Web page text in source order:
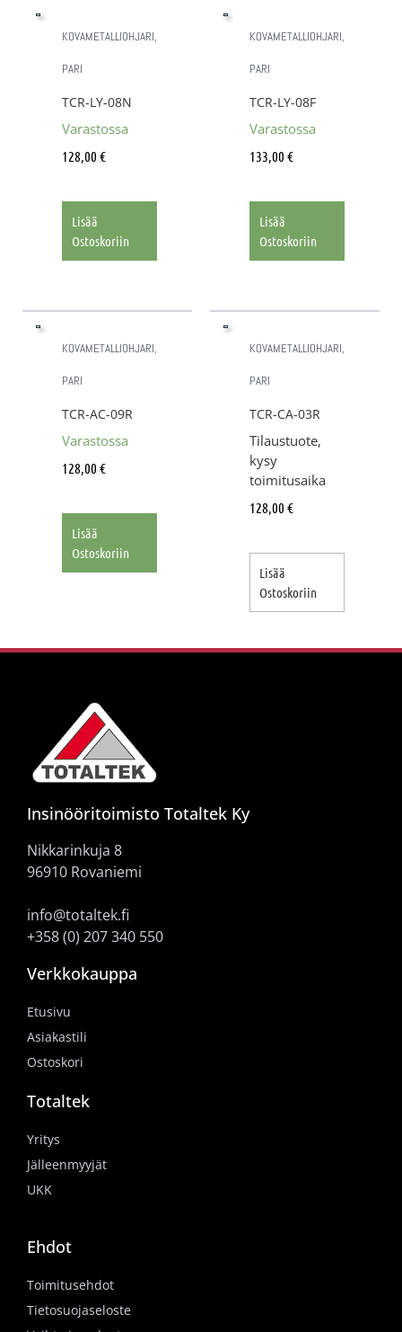
KOVAMETALLIOHJARI,
PARI
TCR-LY-08N
Varastossa
128,00 €
Lisää
Ostoskoriin
KOVAMETALLIOHJARI,
PARI
TCR-LY-08F
Varastossa
133,00 €
Lisää
Ostoskoriin
KOVAMETALLIOHJARI,
PARI
TCR-AC-09R
Varastossa
128,00 €
Lisää
Ostoskoriin
KOVAMETALLIOHJARI,
PARI
TCR-CA-03R
Tilaustuote,
kysy
toimitusaika
128,00 €
Lisää
Ostoskoriin
Insinööritoimisto Totaltek Ky
Nikkarinkuja 8
96910 Rovaniemi
info@totaltek.fi
+358 (0) 207 340 550
Verkkokauppa
Etusivu
Asiakastili
Ostoskori
Totaltek
Yritys
Jälleenmyyjät
UKK
Ehdot
Toimitusehdot
Tietosuojaseloste